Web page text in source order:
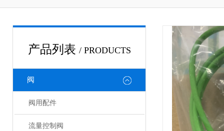
产品列表 / PRODUCTS
阀
阀用配件
流量控制阀